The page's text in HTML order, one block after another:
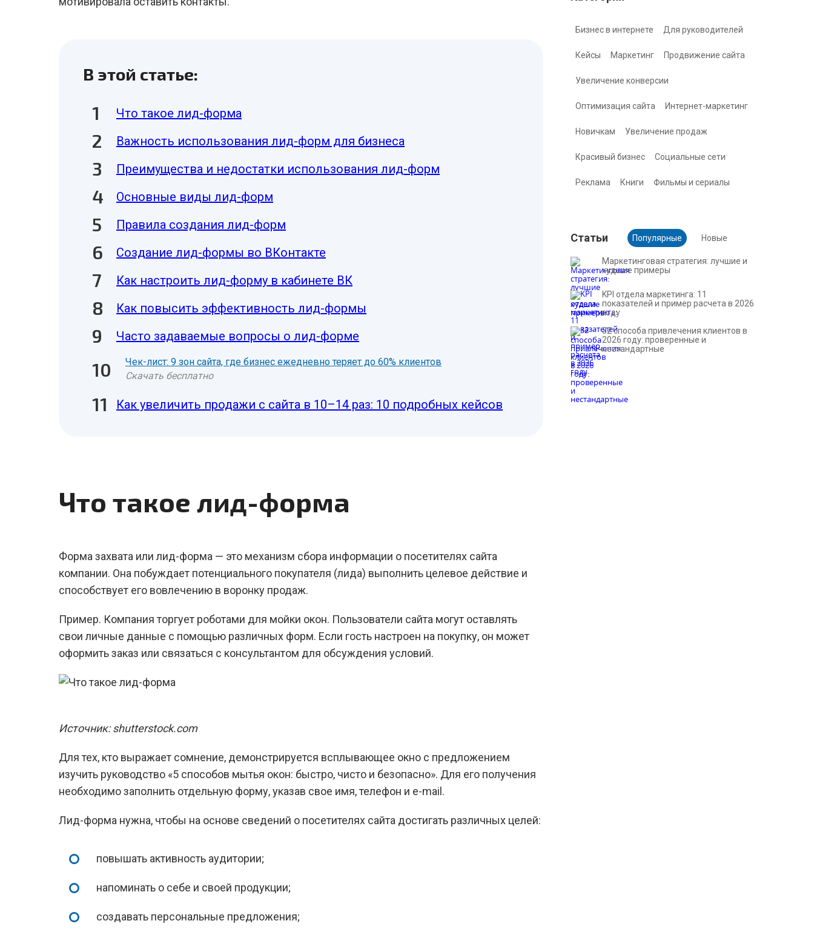
В этой статье:
Что такое лид-форма
Важность использования лид-форм для бизнеса
Преимущества и недостатки использования лид-форм
Основные виды лид-форм
Правила создания лид-форм
Создание лид-формы во ВКонтакте
Как настроить лид-форму в кабинете ВК
Как повысить эффективность лид-формы
Часто задаваемые вопросы о лид-форме
Чек-лист: 9 зон сайта, где бизнес ежедневно теряет до 60% клиентов
Скачать бесплатно
Как увеличить продажи с сайта в 10–14 раз: 10 подробных кейсов
Что такое лид-форма
Форма захвата или лид-форма — это механизм сбора информации о посетителях сайта
компании. Она побуждает потенциального покупателя (лида) выполнить целевое действие и
способствует его вовлечению в воронку продаж.
Пример. Компания торгует роботами для мойки окон. Пользователи сайта могут оставлять
свои личные данные с помощью различных форм. Если гость настроен на покупку, он может
оформить заказ или связаться с консультантом для обсуждения условий.
Источник: shutterstock.com
Для тех, кто выражает сомнение, демонстрируется всплывающее окно с предложением
изучить руководство «5 способов мытья окон: быстро, чисто и безопасно». Для его получения
необходимо заполнить отдельную форму, указав свое имя, телефон и e-mail.
Лид-форма нужна, чтобы на основе сведений о посетителях сайта достигать различных целей:
повышать активность аудитории;
напоминать о себе и своей продукции;
создавать персональные предложения;
Бизнес в интернете Для руководителей
Кейсы Маркетинг Продвижение сайта
Увеличение конверсии
Оптимизация сайта Интернет-маркетинг
Новичкам Увеличение продаж
Красивый бизнес Социальные сети
Реклама Книги Фильмы и сериалы
Cтатьи Популярные Новые
Маркетинговая стратегия: лучшие и
худшие примеры
KPI отдела маркетинга: 11
показателей и пример расчета в 2026
году
32 способа привлечения клиентов в
2026 году: проверенные и
нестандартные